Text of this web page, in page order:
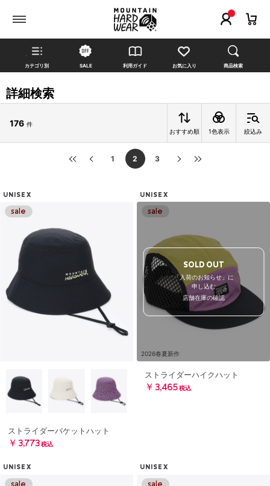
カテゴリ別 SALE 利用ガイド お気に入り 商品検索
詳細検索
176 件
おすすめ順
1色表示 絞込み
1 2 3
UNISEX
ストライダーバケットハット
￥3,773 税込
UNISEX
2026春夏新作
SOLD OUT
「入荷のお知らせ」に
申し込む
店舗在庫の確認
ストライダーハイクハット
￥3,465 税込
UNISEX UNISEX